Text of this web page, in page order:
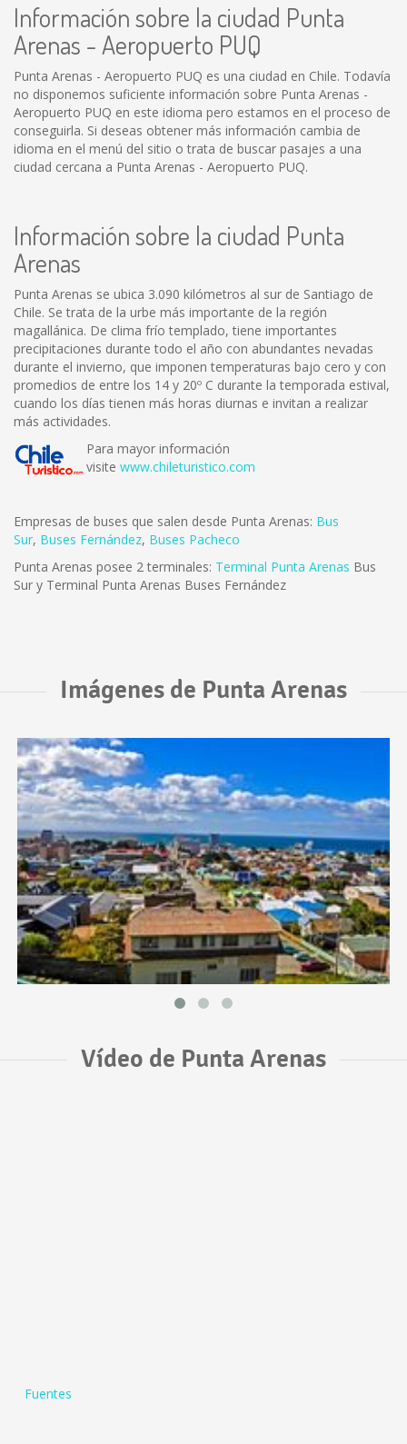
Información sobre la ciudad Punta
Arenas - Aeropuerto PUQ
Punta Arenas - Aeropuerto PUQ es una ciudad en Chile. Todavía
no disponemos suficiente información sobre Punta Arenas -
Aeropuerto PUQ en este idioma pero estamos en el proceso de
conseguirla. Si deseas obtener más información cambia de
idioma en el menú del sitio o trata de buscar pasajes a una
ciudad cercana a Punta Arenas - Aeropuerto PUQ.
Información sobre la ciudad Punta
Arenas
Punta Arenas se ubica 3.090 kilómetros al sur de Santiago de
Chile. Se trata de la urbe más importante de la región
magallánica. De clima frío templado, tiene importantes
precipitaciones durante todo el año con abundantes nevadas
durante el invierno, que imponen temperaturas bajo cero y con
promedios de entre los 14 y 20º C durante la temporada estival,
cuando los días tienen más horas diurnas e invitan a realizar
más actividades.
Para mayor información
visite www.chileturistico.com
Empresas de buses que salen desde Punta Arenas: Bus
Sur, Buses Fernández, Buses Pacheco
Punta Arenas posee 2 terminales: Terminal Punta Arenas Bus
Sur y Terminal Punta Arenas Buses Fernández
Imágenes de Punta Arenas
Vídeo de Punta Arenas
Fuentes